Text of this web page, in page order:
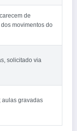
de
movimentos do
solicitado via
aulas gravadas